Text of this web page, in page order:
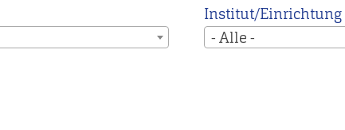
Institut/Einrichtung
- Alle -